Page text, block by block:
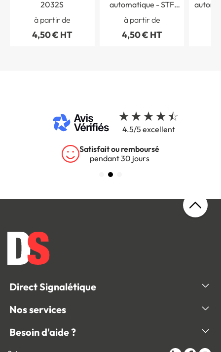
2032S
à partir de
4,50 € HT
automatique - STF
à partir de
4,50 € HT
4.5/5 excellent
Satisfait ou remboursé
pendant 30 jours
Direct Signalétique
Nos services
Besoin d'aide ?